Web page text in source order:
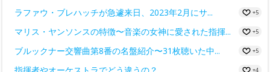
ラファウ・ブレハッチが急遽来日、2023年2月にサ... +5
マリス・ヤンソンスの特徴〜音楽の女神に愛された指揮... +5
ブルックナー交響曲第8番の名盤紹介〜31枚聴いた中... +5
+4